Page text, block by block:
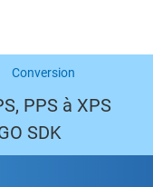
Conversion
PPS à XPS
SDK